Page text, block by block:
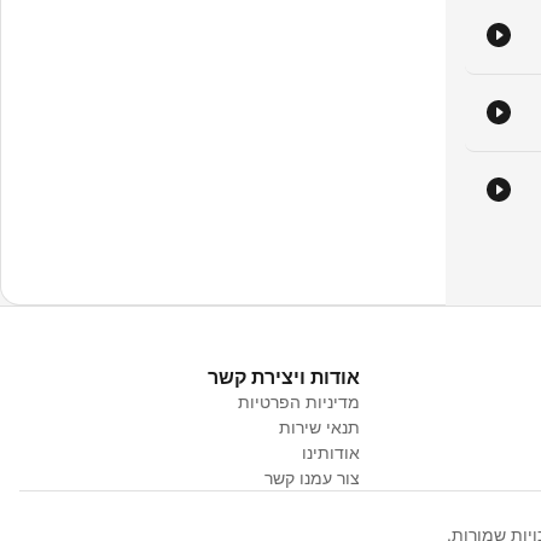
אודות ויצירת קשר
מדיניות הפרטיות
תנאי שירות
אודותינו
צור עמנו קשר